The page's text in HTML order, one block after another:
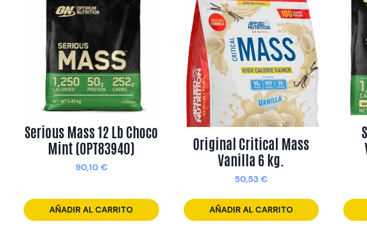
Serious Mass 12 Lb Choco
Mint (OPT83940)
90,10 €
AÑADIR AL CARRITO
Original Critical Mass
Vanilla 6 kg.
50,53€
AÑADIR AL CARRITO